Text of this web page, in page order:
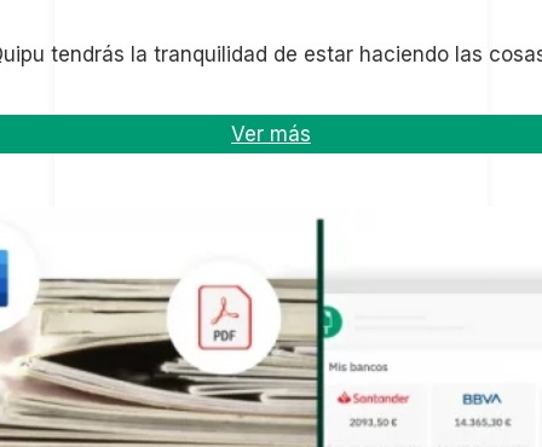
tendrás la tranquilidad de estar haciendo las
Ver más